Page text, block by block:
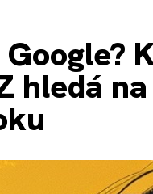
hledá na